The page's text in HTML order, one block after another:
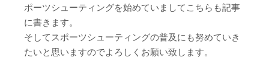
ポーツシューティングを始めていましてこちらも記事
に書きます。
そしてスポーツシューティングの普及にも努めていき
たいと思いますのでよろしくお願い致します。